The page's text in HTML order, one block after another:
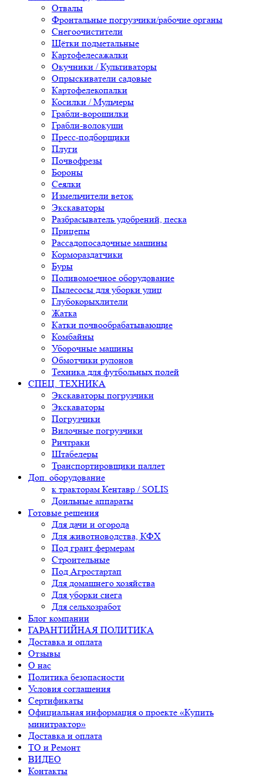
Отвалы
Фронтальные погрузчики/рабочие органы
Снегоочистители
Щётки подметальные
Картофелесажалки
Окучники / Культиваторы
Опрыскиватели садовые
Картофелекопалки
Косилки / Мульчеры
Грабли-ворошилки
Грабли-волокуши
Пресс-подборщики
Плуги
Почвофрезы
Бороны
Сеялки
Измельчители веток
Экскаваторы
Разбрасыватель удобрений, песка
Прицепы
Рассадопосадочные машины
Кормораздатчики
Буры
Поливомоечное оборудование
Пылесосы для уборки улиц
Глубокорыхлители
Жатка
Катки почвообрабатывающие
Комбайны
Уборочные машины
Обмотчики рулонов
Техника для футбольных полей
СПЕЦ. ТЕХНИКА
Экскаваторы погрузчики
Экскаваторы
Погрузчики
Вилочные погрузчики
Ричтраки
Штабелеры
Транспортировщики паллет
Доп. оборудование
к тракторам Кентавр / SOLIS
Доильные аппараты
Готовые решения
Для дачи и огорода
Для животноводства, КФХ
Под грант фермерам
Строительные
Под Агростартап
Для домашнего хозяйства
Для уборки снега
Для сельхозработ
Блог компании
ГАРАНТИЙНАЯ ПОЛИТИКА
Доставка и оплата
Отзывы
О нас
Политика безопасности
Условия соглашения
Сертификаты
Официальная информация о проекте «Купить
минитрактор»
Доставка и оплата
ТО и Ремонт
ВИДЕО
Контакты